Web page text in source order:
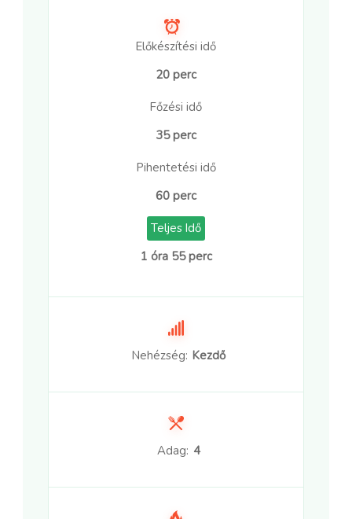
Előkészítési idő
20 perc
Főzési idő
35 perc
Pihentetési idő
60 perc
Teljes Idő
1 óra 55 perc
Nehézség: Kezdő
Adag: 4